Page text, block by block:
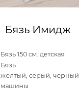
Бязь Имидж
Бязь 150 см. детская
Бязь
желтый, серый, черный
машины